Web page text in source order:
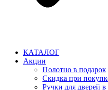
КАТАЛОГ
Акции
Полотно в подарок
Скидка при
Ручки для дверей в